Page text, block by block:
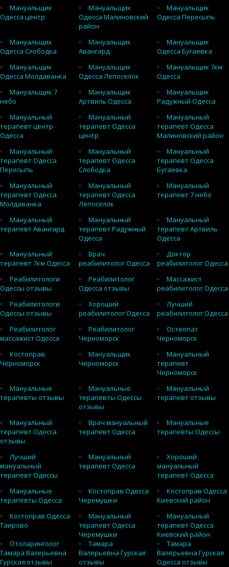
Мануальщик
Одесса центр
Мануальщик
Одесса Малиновский
район
Мануальщик
Одесса Пересыпь
Мануальщик
Одесса Слободка
Мануальщик
Авангард
Мануальщик
Одесса Бугаевка
Мануальщик
Одесса Молдаванка
Мануальщик
Одесса Лепоселок
Мануальщик 7км
Одесса
Мануальщик 7
небо
Мануальщик
Артвиль Одесса
Мануальщик
Радужный Одесса
Мануальный
терапевт центр
Одесса
Мануальный
терапевт Одесса
центр
Мануальный
терапевт Одесса
Малиновский район
Мануальный
терапевт Одесса
Пересыпь
Мануальный
терапевт Одесса
Слободка
Мануальный
терапевт Одесса
Бугаевка
Мануальный
терапевт Одесса
Молдаванка
Мануальный
терапевт Одесса
Лепоселок
Мануальный
терапевт 7 небо
Мануальный
терапевт Авангард
Мануальный
терапевт Радужный
Одесса
Мануальный
терапевт Артвиль
Одесса
Мануальный
терапевт 7км Одесса
Врач
реабилитолог Одесса
Доктор
реабилитолог Одесса
Реабилитологи
Одессы отзывы
Реабилитолог
Одесса отзывы
Массажист
реабилитолог Одесса
Реабилитологи
Одессы отзывы
Хороший
реабилитолог Одесса
Лучший
реабилитолог Одесса
Реабилитолог
массажист Одесса
Реабилитолог
Черноморск
Остеопат
Черноморск
Костоправ
Черноморск
Мануальщик
Черноморск
Мануальный
терапевт
Черноморск
Мануальные
терапевты отзывы
Мануальные
терапевты Одессы
отзывы
Мануальный
терапевт отзывы
Мануальный
терапевт Одесса
отзывы
Врач мануальный
терапевт Одесса
Мануальные
терапевты Одессы
Лучший
мануальный
терапевт Одессы
Мануальный
терапевт Одесса
Хороший
мануальный
терапевт Одесса
Мануальные
терапевты Одесса
Костоправ Одесса
Черемушки
Костоправ Одесса
Киевский район
Костоправ Одесса
Таирово
Мануальный
терапевт Одесса
Черемушки
Мануальный
терапевт Одесса
Киевский район
Отоларинголог
Тамара Валерьевна
Гурская отзывы
Тамара
Валерьевна Гурская
отзывы
Тамара
Валерьевна Гурская
Одесса отзывы